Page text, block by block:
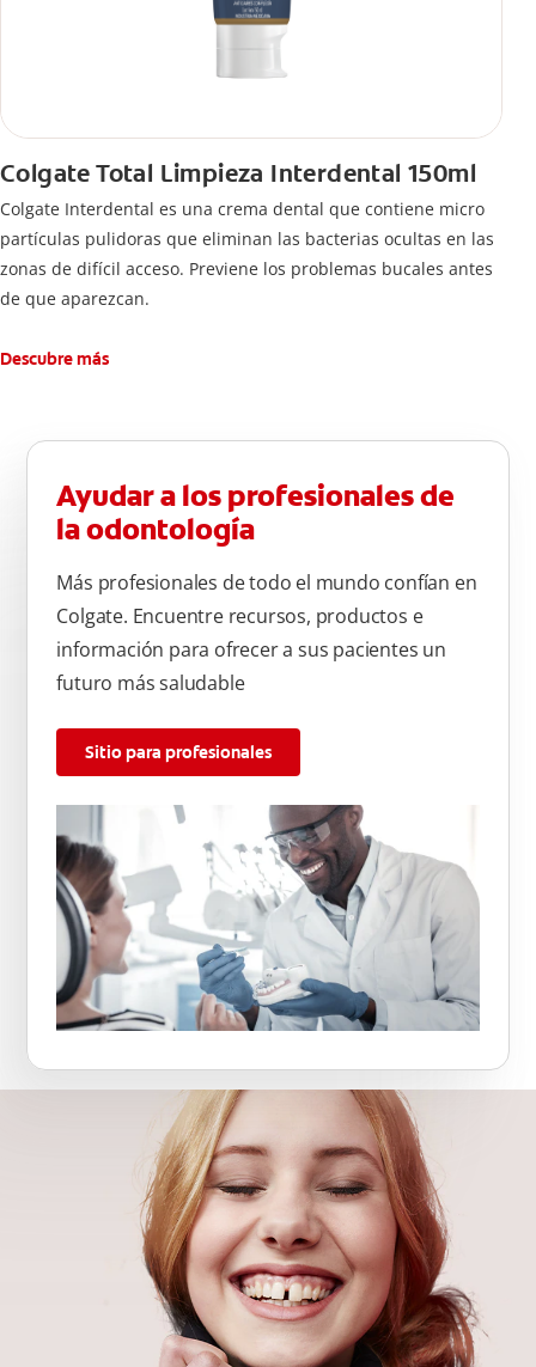
Colgate Total Limpieza Interdental 150ml
Colgate Interdental es una crema dental que contiene micro
partículas pulidoras que eliminan las bacterias ocultas en las
zonas de difícil acceso. Previene los problemas bucales antes
de que aparezcan.
Descubre más
Ayudar a los profesionales de
la odontología
Más profesionales de todo el mundo confían en
Colgate. Encuentre recursos, productos e
información para ofrecer a sus pacientes un
futuro más saludable
Sitio para profesionales